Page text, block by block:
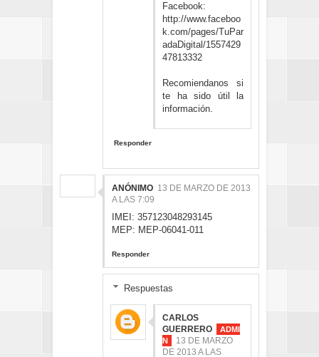
Facebook:
http://www.faceboo
k.com/pages/TuPar
adaDigital/1557429
47813332
Recomiendanos si
te ha sido útil la
información.
Responder
ANÓNIMO 13 DE MARZO DE 2013
A LAS 7:09
IMEI: 357123048293145
MEP: MEP-06041-011
Responder
Respuestas
CARLOS
GUERRERO
13 DE MARZO
DE 2013 A LAS